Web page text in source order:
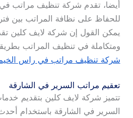
أيضا، تقدم شركة تنظيف مراتب
للحفاظ على نظافة المراتب بين
يمكن القول إن شركة لايف كلين
ومتكاملة في تنظيف المراتب
شركة تنظيف مراتب في راس
تعقيم مراتب السرير في الشارقة
تتميز شركة لايف كلين بتقديم
السرير في الشارقة باستخدام